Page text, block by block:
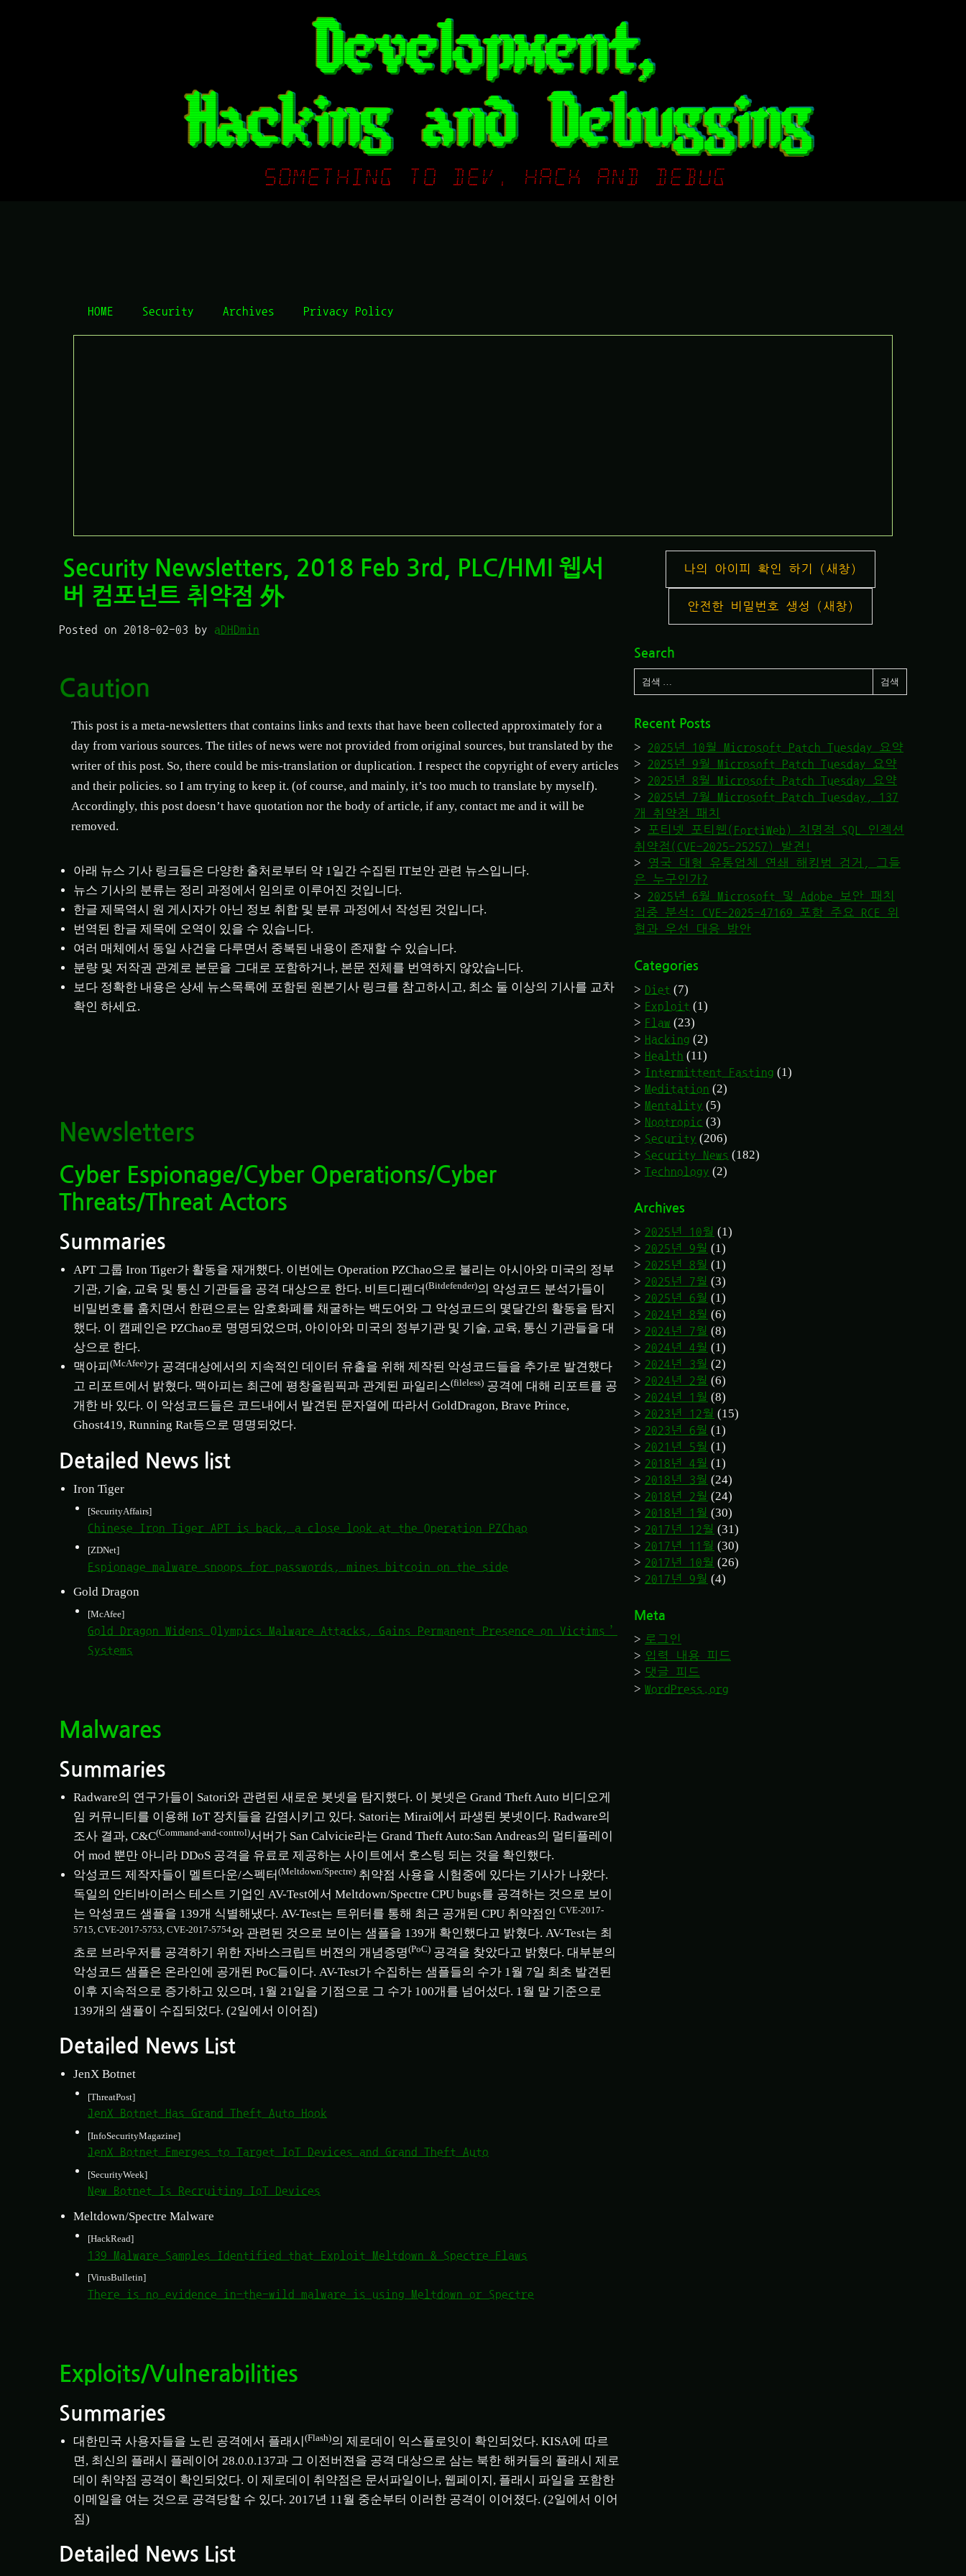
HOME Security Archives Privacy Policy
Security Newsletters, 2018 Feb 3rd, PLC/HMI 웹서
버 컴포넌트 취약점 外
Posted on 2018-02-03 by aDHDmin
Caution
This post is a meta-newsletters that contains links and texts that have been collected approximately for a
day from various sources. The titles of news were not provided from original sources, but translated by the
writer of this post. So, there could be mis-translation or duplication. I respect the copyright of every articles
and their policies. so I am trying to keep it. (of course, and mainly, it’s too much to translate by myself).
Accordingly, this post doesn’t have quotation nor the body of article, if any, contact me and it will be
removed.
아래 뉴스 기사 링크들은 다양한 출처로부터 약 1일간 수집된 IT보안 관련 뉴스입니다.
뉴스 기사의 분류는 정리 과정에서 임의로 이루어진 것입니다.
한글 제목역시 원 게시자가 아닌 정보 취합 및 분류 과정에서 작성된 것입니다.
번역된 한글 제목에 오역이 있을 수 있습니다.
여러 매체에서 동일 사건을 다루면서 중복된 내용이 존재할 수 있습니다.
분량 및 저작권 관계로 본문을 그대로 포함하거나, 본문 전체를 번역하지 않았습니다.
보다 정확한 내용은 상세 뉴스목록에 포함된 원본기사 링크를 참고하시고, 최소 둘 이상의 기사를 교차
확인 하세요.
Newsletters
Cyber Espionage/Cyber Operations/Cyber
Threats/Threat Actors
Summaries
APT 그룹 Iron Tiger가 활동을 재개했다. 이번에는 Operation PZChao으로 불리는 아시아와 미국의 정부
기관, 기술, 교육 및 통신 기관들을 공격 대상으로 한다. 비트디펜더 (Bitdefender)의 악성코드 분석가들이
비밀번호를 훔치면서 한편으로는 암호화폐를 채굴하는 백도어와 그 악성코드의 몇달간의 활동을 탐지
했다. 이 캠페인은 PZChao로 명명되었으며, 아이아와 미국의 정부기관 및 기술, 교육, 통신 기관들을 대
상으로 한다.
맥아피 (McAfee)가 공격대상에서의 지속적인 데이터 유출을 위해 제작된 악성코드들을 추가로 발견했다
고 리포트에서 밝혔다. 맥아피는 최근에 평창올림픽과 관계된 파일리스(fileless) 공격에 대해 리포트를 공
개한 바 있다. 이 악성코드들은 코드내에서 발견된 문자열에 따라서 GoldDragon, Brave Prince,
Ghost419, Running Rat등으로 명명되었다.
Detailed News list
Iron Tiger
[SecurityAffairs]
Chinese Iron Tiger APT is back, a close look at the Operation PZChao
[ZDNet]
Espionage malware snoops for passwords, mines bitcoin on the side
Gold Dragon
[McAfee]
Gold Dragon Widens Olympics Malware Attacks, Gains Permanent Presence on Victims’
Systems
Malwares
Summaries
Radware의 연구가들이 Satori와 관련된 새로운 봇넷을 탐지했다. 이 봇넷은 Grand Theft Auto 비디오게
임 커뮤니티를 이용해 IoT 장치들을 감염시키고 있다. Satori는 Mirai에서 파생된 봇넷이다. Radware의
조사 결과, C&C(Command-and-control)서버가 San Calvicie라는 Grand Theft Auto:San Andreas의 멀티플레이
어 mod 뿐만 아니라 DDoS 공격을 유료로 제공하는 사이트에서 호스팅 되는 것을 확인했다.
악성코드 제작자들이 멜트다운/스펙터 (Meltdown/Spectre) 취약점 사용을 시험중에 있다는 기사가 나왔다.
독일의 안티바이러스 테스트 기업인 AV-Test에서 Meltdown/Spectre CPU bugs를 공격하는 것으로 보이
는 악성코드 샘플을 139개 식별해냈다. AV-Test는 트위터를 통해 최근 공개된 CPU 취약점인 CVE-2017-
5715, CVE-2017-5753, CVE-2017-5754와 관련된 것으로 보이는 샘플을 139개 확인했다고 밝혔다. AV-Test는 최
초로 브라우저를 공격하기 위한 자바스크립트 버젼의 개념증명(PoC) 공격을 찾았다고 밝혔다. 대부분의
악성코드 샘플은 온라인에 공개된 PoC들이다. AV-Test가 수집하는 샘플들의 수가 1월 7일 최초 발견된
이후 지속적으로 증가하고 있으며, 1월 21일을 기점으로 그 수가 100개를 넘어섰다. 1월 말 기준으로
139개의 샘플이 수집되었다. (2일에서 이어짐)
Detailed News List
JenX Botnet
[ThreatPost]
JenX Botnet Has Grand Theft Auto Hook
[InfoSecurityMagazine]
JenX Botnet Emerges to Target IoT Devices and Grand Theft Auto
[SecurityWeek]
New Botnet Is Recruiting IoT Devices
Meltdown/Spectre Malware
[HackRead]
139 Malware Samples Identified that Exploit Meltdown & Spectre Flaws
[VirusBulletin]
There is no evidence in-the-wild malware is using Meltdown or Spectre
Exploits/Vulnerabilities
Summaries
대한민국 사용자들을 노린 공격에서 플래시 (Flash)의 제로데이 익스플로잇이 확인되었다. KISA에 따르
면, 최신의 플래시 플레이어 28.0.0.137과 그 이전버젼을 공격 대상으로 삼는 북한 해커들의 플래시 제로
데이 취약점 공격이 확인되었다. 이 제로데이 취약점은 문서파일이나, 웹페이지, 플래시 파일을 포함한
이메일을 여는 것으로 공격당할 수 있다. 2017년 11월 중순부터 이러한 공격이 이어졌다. (2일에서 이어
짐)
Detailed News List
나의 아이피 확인 하기 (새창)
안전한 비밀번호 생성 (새창)
Search
Recent Posts
2025년 10월 Microsoft Patch Tuesday 요약
2025년 9월 Microsoft Patch Tuesday 요약
2025년 8월 Microsoft Patch Tuesday 요약
2025년 7월 Microsoft Patch Tuesday, 137
개 취약점 패치
포티넷 포티웹(FortiWeb) 치명적 SQL 인젝션
취약점(CVE-2025-25257) 발견!
영국 대형 유통업체 연쇄 해킹범 검거, 그들
은 누구인가?
2025년 6월 Microsoft 및 Adobe 보안 패치
집중 분석: CVE-2025-47169 포함 주요 RCE 위
협과 우선 대응 방안
Categories
Diet (7)
Exploit (1)
Flaw (23)
Hacking (2)
Health (11)
Intermittent Fasting (1)
Meditation (2)
Mentality (5)
Nootropic (3)
Security (206)
Security News (182)
Technology (2)
Archives
2025년 10월 (1)
2025년 9월 (1)
2025년 8월 (1)
2025년 7월 (3)
2025년 6월 (1)
2024년 8월 (6)
2024년 7월 (8)
2024년 4월 (1)
2024년 3월 (2)
2024년 2월 (6)
2024년 1월 (8)
2023년 12월 (15)
2023년 6월 (1)
2021년 5월 (1)
2018년 4월 (1)
2018년 3월 (24)
2018년 2월 (24)
2018년 1월 (30)
2017년 12월 (31)
2017년 11월 (30)
2017년 10월 (26)
2017년 9월 (4)
Meta
로그인
입력 내용 피드
댓글 피드
WordPress.org